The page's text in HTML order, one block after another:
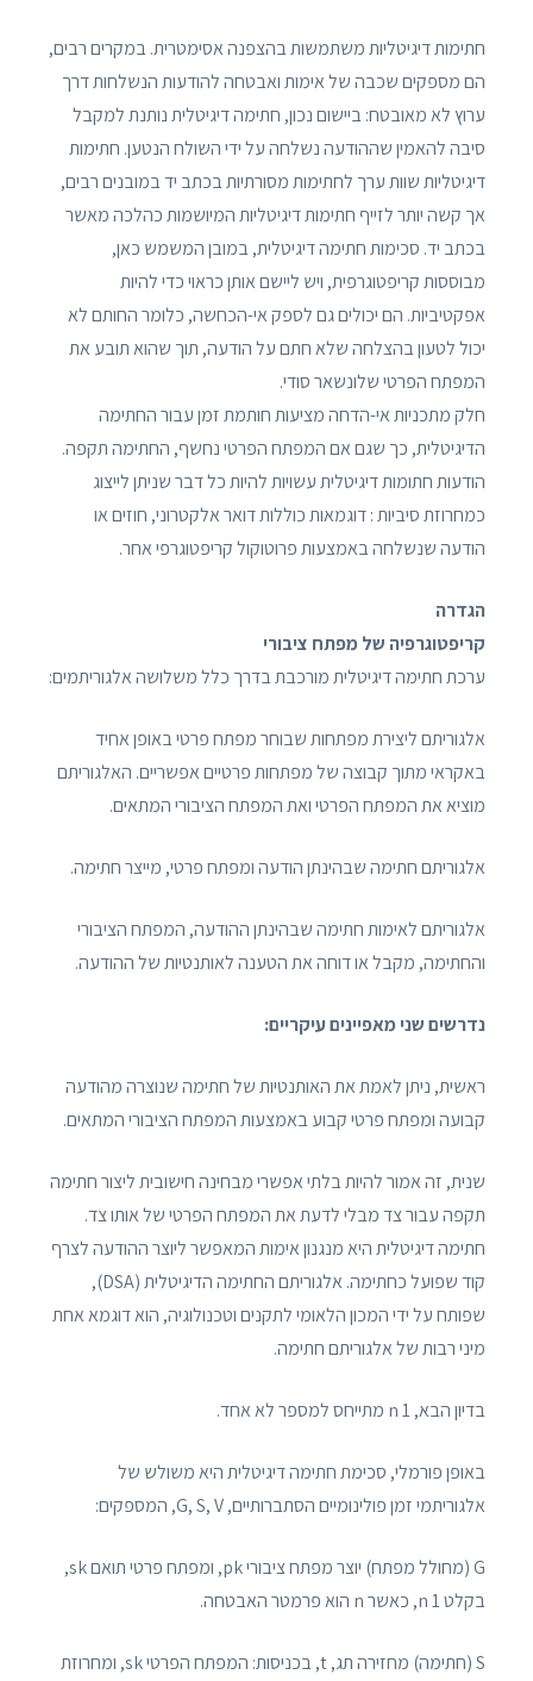
חתימות דיגיטליות משתמשות בהצפנה אסימטרית. במקרים רבים,
הם מספקים שכבה של אימות ואבטחה להודעות הנשלחות דרך
ערוץ לא מאובטח: ביישום נכון, חתימה דיגיטלית נותנת למקבל
סיבה להאמין שההודעה נשלחה על ידי השולח הנטען. חתימות
דיגיטליות שוות ערך לחתימות מסורתיות בכתב יד במובנים רבים,
אך קשה יותר לזייף חתימות דיגיטליות המיושמות כהלכה מאשר
בכתב יד. סכימות חתימה דיגיטלית, במובן המשמש כאן,
מבוססות קריפטוגרפית, ויש ליישם אותן כראוי כדי להיות
אפקטיביות. הם יכולים גם לספק אי-הכחשה, כלומר החותם לא
יכול לטעון בהצלחה שלא חתם על הודעה, תוך שהוא תובע את
המפתח הפרטי שלונשאר סודי.
חלק מתכניות אי-הדחה מציעות חותמת זמן עבור החתימה
הדיגיטלית, כך שגם אם המפתח הפרטי נחשף, החתימה תקפה.
הודעות חתומות דיגיטלית עשויות להיות כל דבר שניתן לייצוג
כמחרוזת סיביות : דוגמאות כוללות דואר אלקטרוני, חוזים או
הודעה שנשלחה באמצעות פרוטוקול קריפטוגרפי אחר.
הגדרה
קריפטוגרפיה של מפתח ציבורי
ערכת חתימה דיגיטלית מורכבת בדרך כלל משלושה אלגוריתמים:
אלגוריתם ליצירת מפתחות שבוחר מפתח פרטי באופן אחיד
באקראי מתוך קבוצה של מפתחות פרטיים אפשריים. האלגוריתם
מוציא את המפתח הפרטי ואת המפתח הציבורי המתאים.
אלגוריתם חתימה שבהינתן הודעה ומפתח פרטי, מייצר חתימה.
אלגוריתם לאימות חתימה שבהינתן ההודעה, המפתח הציבורי
והחתימה, מקבל או דוחה את הטענה לאותנטיות של ההודעה.
נדרשים שני מאפיינים עיקריים:
ראשית, ניתן לאמת את האותנטיות של חתימה שנוצרה מהודעה
קבועה ומפתח פרטי קבוע באמצעות המפתח הציבורי המתאים.
שנית, זה אמור להיות בלתי אפשרי מבחינה חישובית ליצור חתימה
תקפה עבור צד מבלי לדעת את המפתח הפרטי של אותו צד.
חתימה דיגיטלית היא מנגנון אימות המאפשר ליוצר ההודעה לצרף
קוד שפועל כחתימה. אלגוריתם החתימה הדיגיטלית (DSA),
שפותח על ידי המכון הלאומי לתקנים וטכנולוגיה, הוא דוגמא אחת
מיני רבות של אלגוריתם חתימה.
בדיון הבא, 1 n מתייחס למספר לא אחד.
באופן פורמלי, סכימת חתימה דיגיטלית היא משולש של
אלגוריתמי זמן פולינומיים הסתברותיים, G, S, V, המספקים:
G (מחולל מפתח) יוצר מפתח ציבורי pk, ומפתח פרטי תואם sk,
בקלט 1 n, כאשר n הוא פרמטר האבטחה.
S (חתימה) מחזירה תג, t, בכניסות: המפתח הפרטי sk, ומחרוזת